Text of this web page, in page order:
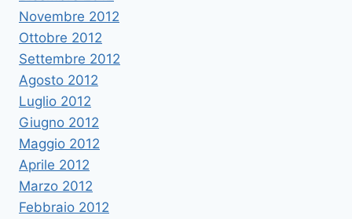
Novembre 2012
Ottobre 2012
Settembre 2012
Agosto 2012
Luglio 2012
Giugno 2012
Maggio 2012
Aprile 2012
Marzo 2012
Febbraio 2012